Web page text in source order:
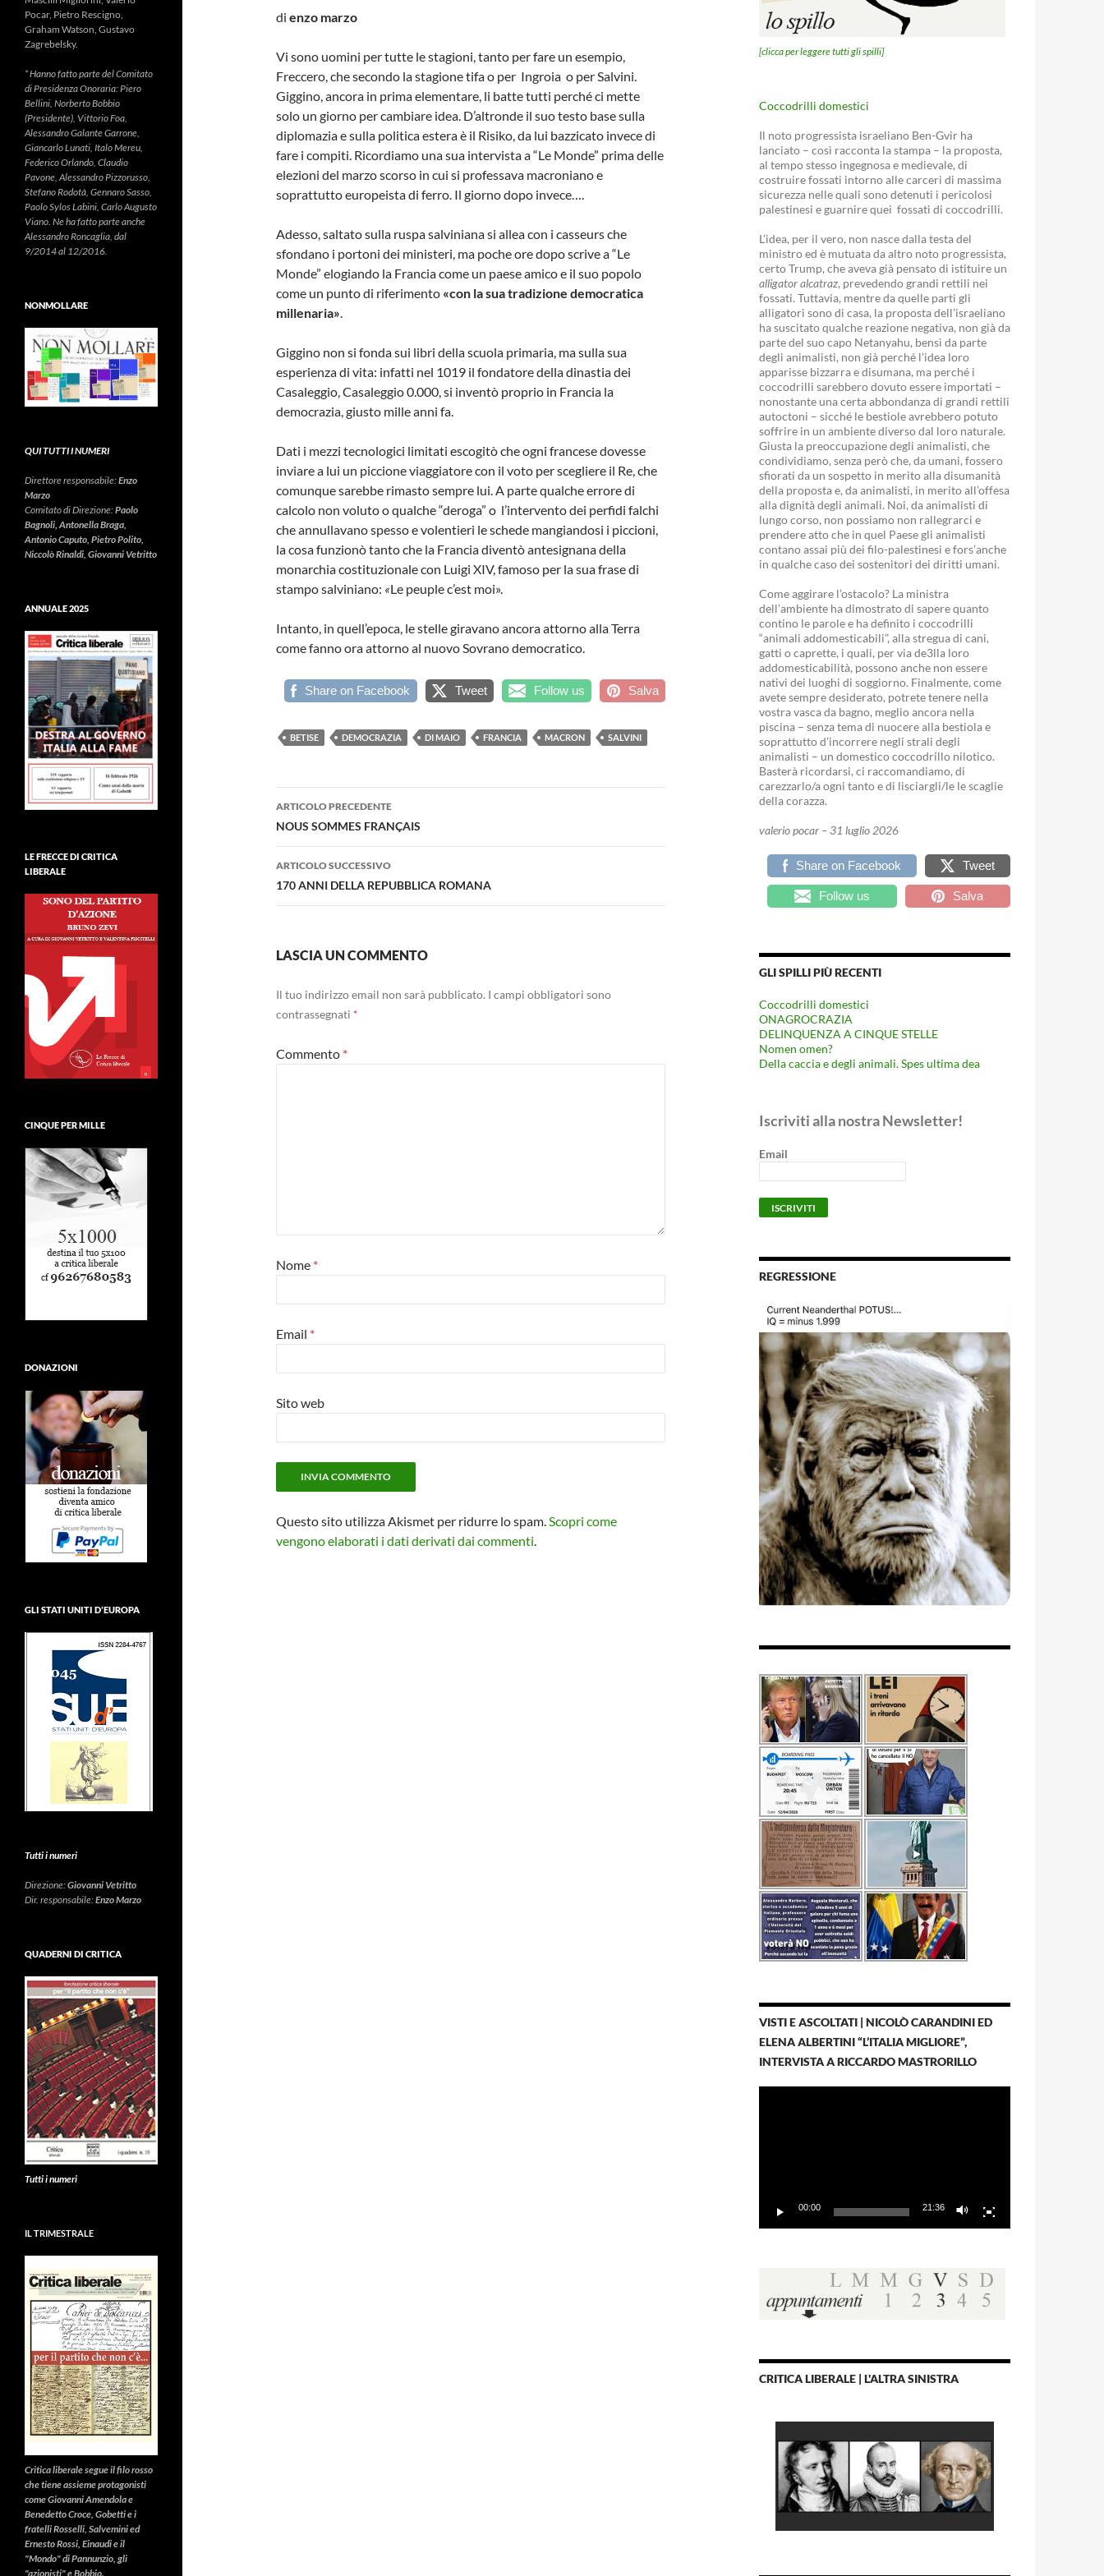
di enzo marzo
Vi sono uomini per tutte le stagioni, tanto per fare un esempio,
Freccero, che secondo la stagione tifa o per Ingroia o per Salvini.
Giggino, ancora in prima elementare, li batte tutti perché ci mette
solo un giorno per cambiare idea. D’altronde il suo testo base sulla
diplomazia e sulla politica estera è il Risiko, da lui bazzicato invece di
fare i compiti. Ricordiamo una sua intervista a “Le Monde” prima delle
elezioni del marzo scorso in cui si professava macroniano e
soprattutto europeista di ferro. Il giorno dopo invece….
Adesso, saltato sulla ruspa salviniana si allea con i casseurs che
sfondano i portoni dei ministeri, ma poche ore dopo scrive a “Le
Monde” elogiando la Francia come un paese amico e il suo popolo
come un punto di riferimento «con la sua tradizione democratica
millenaria».
Giggino non si fonda sui libri della scuola primaria, ma sulla sua
esperienza di vita: infatti nel 1019 il fondatore della dinastia dei
Casaleggio, Casaleggio 0.000, si inventò proprio in Francia la
democrazia, giusto mille anni fa.
Dati i mezzi tecnologici limitati escogitò che ogni francese dovesse
inviare a lui un piccione viaggiatore con il voto per scegliere il Re, che
comunque sarebbe rimasto sempre lui. A parte qualche errore di
calcolo non voluto o qualche “deroga” o l’intervento dei perfidi falchi
che annullavano spesso e volentieri le schede mangiandosi i piccioni,
la cosa funzionò tanto che la Francia diventò antesignana della
monarchia costituzionale con Luigi XIV, famoso per la sua frase di
stampo salviniano: «Le peuple c’est moi».
Intanto, in quell’epoca, le stelle giravano ancora attorno alla Terra
come fanno ora attorno al nuovo Sovrano democratico.
Share on Facebook Tweet Follow us Salva
BETISE DEMOCRAZIA DI MAIO FRANCIA MACRON SALVINI
Navigazione
articolo
ARTICOLO PRECEDENTE
NOUS SOMMES FRANÇAIS
ARTICOLO SUCCESSIVO
170 ANNI DELLA REPUBBLICA ROMANA
LASCIA UN COMMENTO
Il tuo indirizzo email non sarà pubblicato. I campi obbligatori sono
contrassegnati *
Commento *
Nome *
Email *
Sito web
Questo sito utilizza Akismet per ridurre lo spam.Scopri come
vengono elaborati i dati derivati dai commenti.
[clicca per leggere tutti gli spilli]
Coccodrilli domestici
Il noto progressista israeliano Ben-Gvir ha
lanciato – così racconta la stampa – la proposta,
al tempo stesso ingegnosa e medievale, di
costruire fossati intorno alle carceri di massima
sicurezza nelle quali sono detenuti i pericolosi
palestinesi e guarnire quei fossati di coccodrilli.
L’idea, per il vero, non nasce dalla testa del
ministro ed è mutuata da altro noto progressista,
certo Trump, che aveva già pensato di istituire un
alligator alcatraz, prevedendo grandi rettili nei
fossati. Tuttavia, mentre da quelle parti gli
alligatori sono di casa, la proposta dell’israeliano
ha suscitato qualche reazione negativa, non già da
parte del suo capo Netanyahu, bensì da parte
degli animalisti, non già perché l’idea loro
apparisse bizzarra e disumana, ma perché i
coccodrilli sarebbero dovuto essere importati –
nonostante una certa abbondanza di grandi rettili
autoctoni – sicché le bestiole avrebbero potuto
soffrire in un ambiente diverso dal loro naturale.
Giusta la preoccupazione degli animalisti, che
condividiamo, senza però che, da umani, fossero
sfiorati da un sospetto in merito alla disumanità
della proposta e, da animalisti, in merito all’offesa
alla dignità degli animali. Noi, da animalisti di
lungo corso, non possiamo non rallegrarci e
prendere atto che in quel Paese gli animalisti
contano assai più dei filo-palestinesi e fors’anche
in qualche caso dei sostenitori dei diritti umani.
Come aggirare l’ostacolo? La ministra
dell’ambiente ha dimostrato di sapere quanto
contino le parole e ha definito i coccodrilli
“animali addomesticabili”, alla stregua di cani,
gatti o caprette, i quali, per via de3lla loro
addomesticabilità, possono anche non essere
nativi dei luoghi di soggiorno. Finalmente, come
avete sempre desiderato, potrete tenere nella
vostra vasca da bagno, meglio ancora nella
piscina – senza tema di nuocere alla bestiola e
soprattutto d’incorrere negli strali degli
animalisti – un domestico coccodrillo nilotico.
Basterà ricordarsi, ci raccomandiamo, di
carezzarlo/a ogni tanto e di lisciargli/le le scaglie
della corazza.
valerio pocar – 31 luglio 2026
Share on Facebook Tweet
Follow us Salva
GLI SPILLI PIÙ RECENTI
Coccodrilli domestici
ONAGROCRAZIA
DELINQUENZA A CINQUE STELLE
Nomen omen?
Della caccia e degli animali. Spes ultima dea
Iscriviti alla nostra Newsletter!
Email
REGRESSIONE
VISTI E ASCOLTATI | NICOLÒ CARANDINI ED
ELENA ALBERTINI “L’ITALIA MIGLIORE”,
INTERVISTA A RICCARDO MASTRORILLO
00:00 21:36
CRITICA LIBERALE | L'ALTRA SINISTRA
Pocar, Pietro Rescigno,
Graham Watson, Gustavo
Zagrebelsky.
* Hanno fatto parte del Comitato
di Presidenza Onoraria: Piero
Bellini, Norberto Bobbio
(Presidente), Vittorio Foa,
Alessandro Galante Garrone,
Giancarlo Lunati, Italo Mereu,
Federico Orlando, Claudio
Pavone, Alessandro Pizzorusso,
Stefano Rodotà, Gennaro Sasso,
Paolo Sylos Labini, Carlo Augusto
Viano. Ne ha fatto parte anche
Alessandro Roncaglia, dal
9/2014 al 12/2016.
NONMOLLARE
QUI TUTTI I NUMERI
Direttore responsabile:Enzo
Marzo
Comitato di Direzione:Paolo
Bagnoli, Antonella Braga,
Antonio Caputo, Pietro Polito,
Niccolò Rinaldi, Giovanni Vetritto
ANNUALE 2025
LE FRECCE DI CRITICA
LIBERALE
CINQUE PER MILLE
DONAZIONI
GLI STATI UNITI D’EUROPA
Tutti i numeri
Direzione:Giovanni Vetritto
Dir. responsabile:Enzo Marzo
QUADERNI DI CRITICA
Tutti i numeri
IL TRIMESTRALE
Critica liberalesegue il filo rosso
che tiene assieme protagonisti
come Giovanni Amendola e
Benedetto Croce, Gobetti e i
fratelli Rosselli, Salvemini ed
Ernesto Rossi, Einaudi e il
"Mondo" di Pannunzio, gli
"azionisti" e Bobbio.